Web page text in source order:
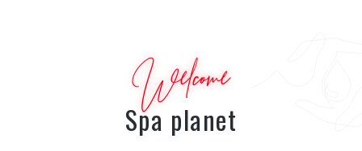
Welcome
Spa planet